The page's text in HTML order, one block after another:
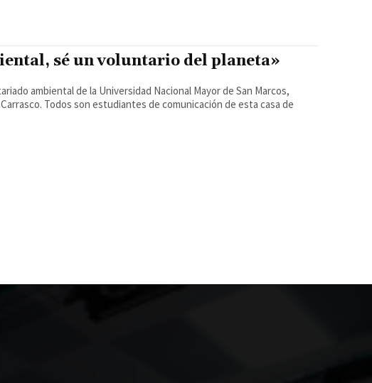
sé un voluntario del planeta»
ambiental de la Universidad Nacional Mayor de San Marcos,
Todos son estudiantes de comunicación de esta casa de